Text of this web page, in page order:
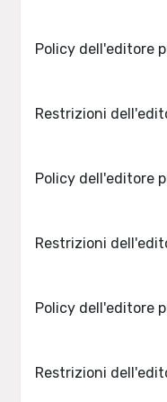
Policy dell'editore
Restrizioni
Policy dell'editore
Restrizioni
Policy dell'editore
Restrizioni